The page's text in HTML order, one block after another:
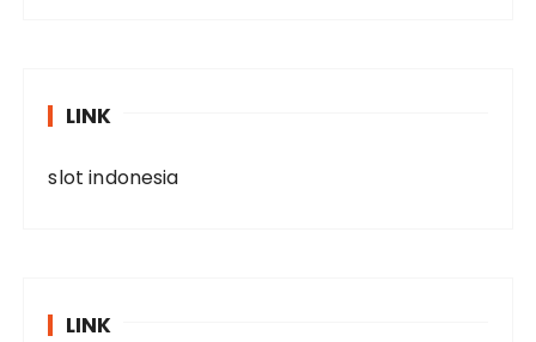
LINK
slot indonesia
LINK